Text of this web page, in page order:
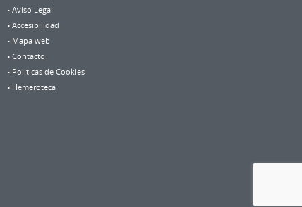
Aviso Legal
Accesibilidad
Mapa web
Contacto
Politicas de Cookies
Hemeroteca